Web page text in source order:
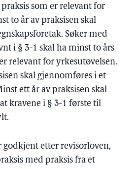
som er relevant for
to år av praksisen skal
Søker med
i § 3-1 skal ha minst to års
relevant for yrkesutøvelsen.
skal gjennomføres i et
ett år av praksisen skal
kravene i § 3-1 første til
godkjent etter revisorloven,
med praksis fra et